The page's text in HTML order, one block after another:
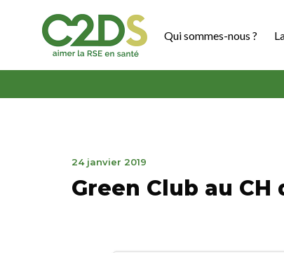
contenu
Qui sommes-nous ?
24 janvier 2019
2020
Green Club au CH